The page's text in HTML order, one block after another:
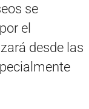
se
el
desde las